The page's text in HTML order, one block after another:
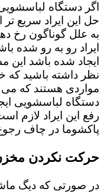
اگر دستگاه
حل این ایراد سریع
به علل گوناگون رخ
ایراد رو به رو شده
ایجاد شده باشد این
نظر داشته باشید که
مواردی هستند که می
دستگاه لباسشویی
رفع این ایراد لازم
پاکشوما در چاف رجوع
حرکت نکردن
در صورتی که دیگ